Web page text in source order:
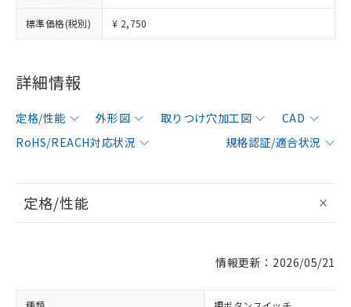
標準価格(税別) ¥ 2,750
詳細情報
定格/性能 外形図 取りつけ穴加工図
CAD
RoHS/REACH対応状況
規格認証/適合状況
定格/性能
情報更新：2026/05/21